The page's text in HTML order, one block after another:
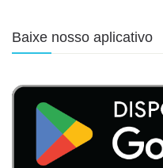
Baixe nosso aplicativo